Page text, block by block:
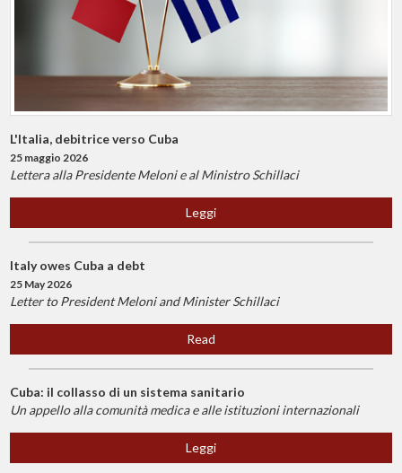
L'Italia, debitrice verso Cuba
25 maggio 2026
Lettera alla Presidente Meloni e al Ministro Schillaci
Leggi
Italy owes Cuba a debt
25 May 2026
Letter to President Meloni and Minister Schillaci
Read
Cuba: il collasso di un sistema sanitario
Un appello alla comunità medica e alle istituzioni internazionali
Leggi